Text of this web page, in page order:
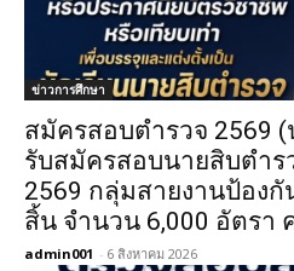
ข่าวการศึกษา
สมัครสอบตํารวจ 2569
รับสมัครสอบนายสิบตำร
2569 กลุ่มสายงานป้อง
สิ้น จำนวน 6,000 อัตรา
admin001 - 6 สิงหาคม 2026